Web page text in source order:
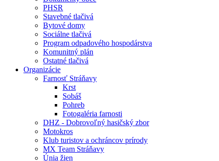
PHSR
Stavebné tlačivá
Bytové domy
Sociálne tlačivá
Program odpadového hospodárstva
Komunitný plán
Ostatné tlačivá
Organizácie
Farnosť Stráňavy
Krst
Sobáš
Pohreb
Fotogaléria farnosti
DHZ - Dobrovoľný hasičský zbor
Motokros
Klub turistov a ochráncov prírody
MX Team Stráňavy
Únia žien